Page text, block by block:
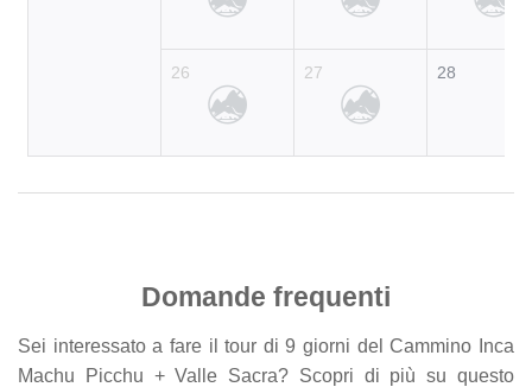
26 27 28
Domande frequenti
Sei interessato a fare il tour di 9 giorni del Cammino Inca
Machu Picchu + Valle Sacra? Scopri di più su questo